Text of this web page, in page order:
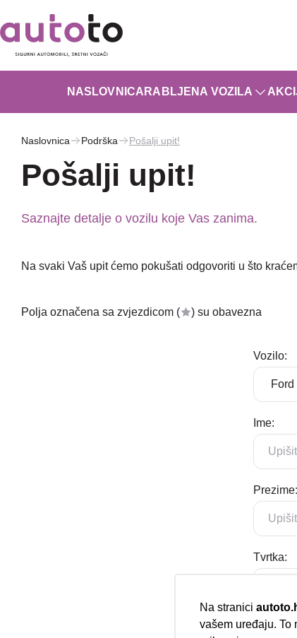
NASLOVNICA RABLJENA VOZILA
Naslovnica Podrška Pošalji upit!
Pošalji upit!
Saznajte detalje o vozilu koje Vas zanima.
Na svaki Vaš upit ćemo pokušati odgovoriti u što
Polja označena sa zvjezdicom ( ) su obavezna
Vozilo:
Ime:
Prezime:
Tvrtka:
E-mail:
Na stranici
vašem uređaju. To